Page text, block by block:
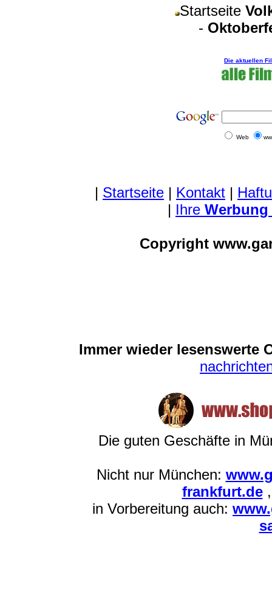
Startseite
-
Die aktuellen
Web
| Startseite | Kontakt |
| Ihre Werbung
Copyright
Immer wieder lesenswerte
Die guten Geschäfte in
Nicht nur München:
frankfurt.de
in Vorbereitung auch: